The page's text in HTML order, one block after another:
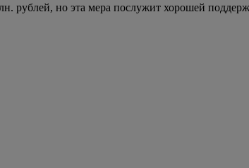
рублей, но эта мера послужит хорошей